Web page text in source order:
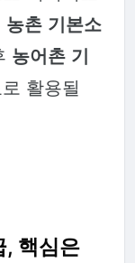
농촌 기본소
농어촌 기
활용될
, 핵심은